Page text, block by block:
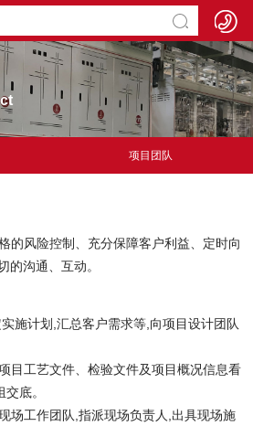
项目团队
的风险控制、充分保障客户利益、定时向
的沟通、互动。
施计划,汇总客户需求等,向项目设计团队
目工艺文件、检验文件及项目概况信息看
底。
场工作团队,指派现场负责人,出具现场施